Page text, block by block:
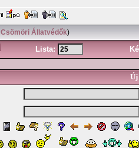
Csömöri Állatvédők)
Lista:
Új